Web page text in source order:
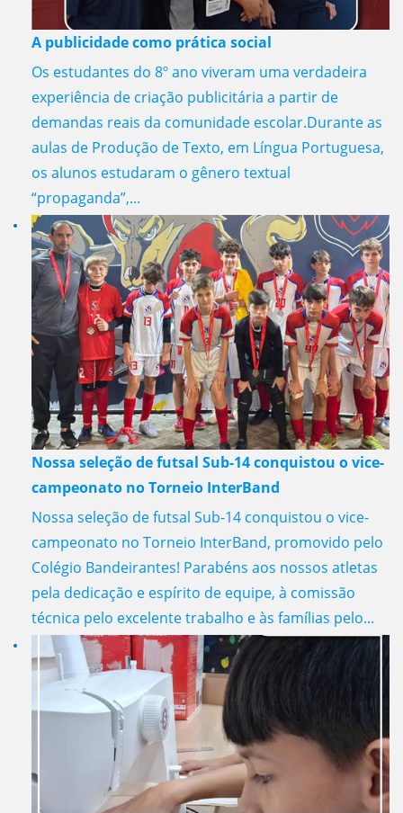
A publicidade como prática social
Os estudantes do 8º ano viveram uma verdadeira
experiência de criação publicitária a partir de
demandas reais da comunidade escolar.Durante as
aulas de Produção de Texto, em Língua Portuguesa,
os alunos estudaram o gênero textual
“propaganda”,...
Nossa seleção de futsal Sub-14 conquistou o vice-
campeonato no Torneio InterBand
Nossa seleção de futsal Sub-14 conquistou o vice-
campeonato no Torneio InterBand, promovido pelo
Colégio Bandeirantes! Parabéns aos nossos atletas
pela dedicação e espírito de equipe, à comissão
técnica pelo excelente trabalho e às famílias pelo...